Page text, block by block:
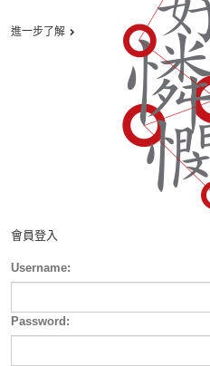
進一步了解
會員登入
Username:
Password: